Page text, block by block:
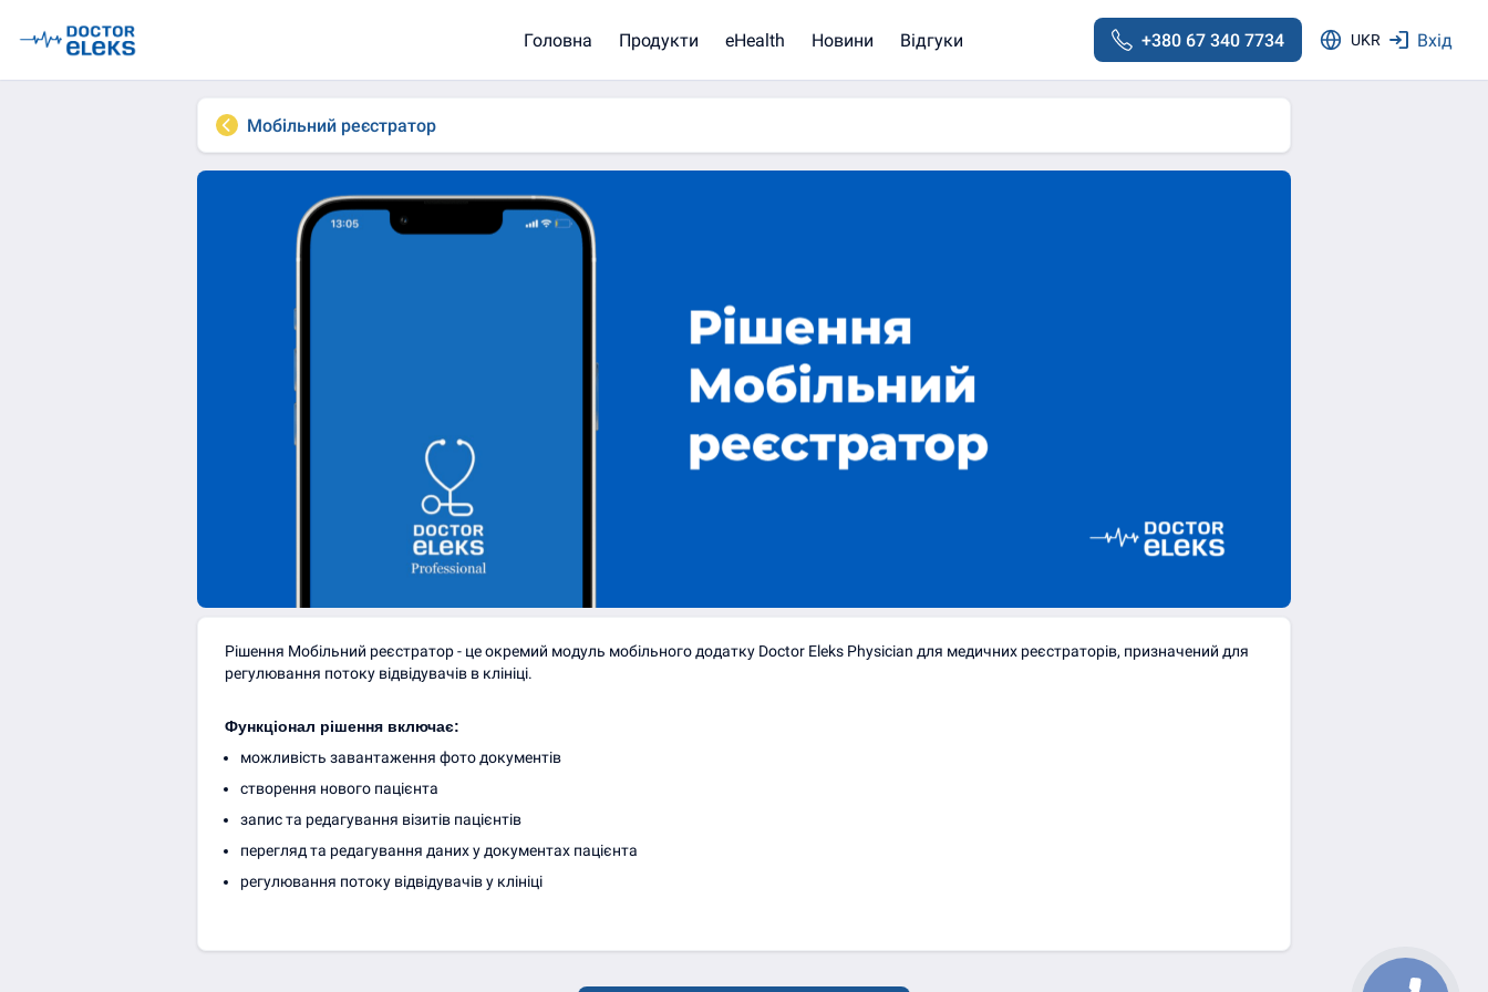
Мобільний реєстратор
Рішення Мобільний реєстратор - це окремий модуль мобільного додатку Doctor Eleks Physician для медичних реєстраторів, призначений для
регулювання потоку відвідувачів в клініці.
Функціонал рішення включає:
можливість завантаження фото документів
створення нового пацієнта
запис та редагування візитів пацієнтів
перегляд та редагування даних у документах пацієнта
регулювання потоку відвідувачів у клініці
Головна Продукти eHealth Новини Відгуки +380 67 340 7734 UKR Вхід